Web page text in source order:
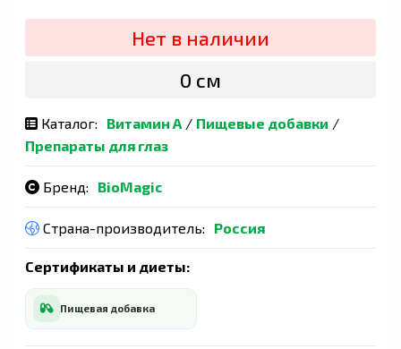
Нет в наличии
0 сӯм
Каталог: Витамин А / Пищевые добавки /
Препараты для глаз
Бренд: BioMagic
Страна-производитель: Россия
Сертификаты и диеты:
Пищевая добавка